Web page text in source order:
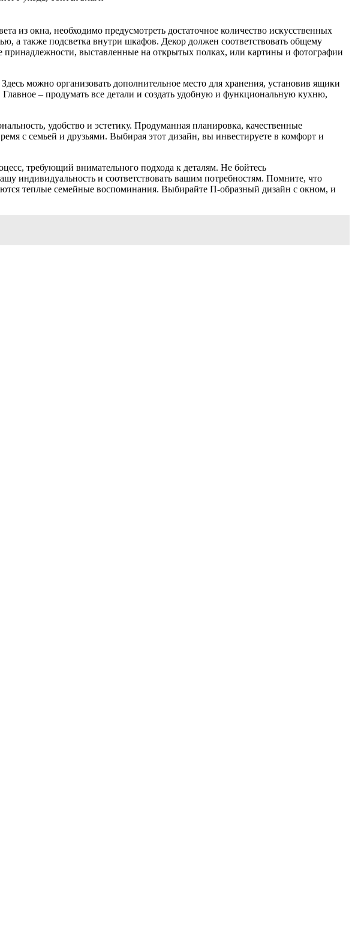
из окна, необходимо предусмотреть достаточное количество искусственных
а также подсветка внутри шкафов. Декор должен соответствовать общему
выставленные на открытых полках, или картины и фотографии
можно организовать дополнительное место для хранения, установив ящики
– продумать все детали и создать удобную и функциональную кухню,
удобство и эстетику. Продуманная планировка, качественные
с семьей и друзьями. Выбирая этот дизайн, вы инвестируете в комфорт и
требующий внимательного подхода к деталям. Не бойтесь
индивидуальность и соответствовать вашим потребностям. Помните, что
теплые семейные воспоминания. Выбирайте П-образный дизайн с окном, и